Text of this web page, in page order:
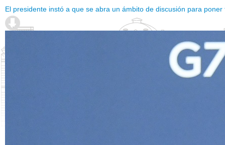
El presidente instó a que se abra un ámbito de discusión para